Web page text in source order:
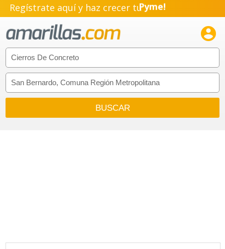
Regístrate aquí y haz crecer tuEmprendimiento!
